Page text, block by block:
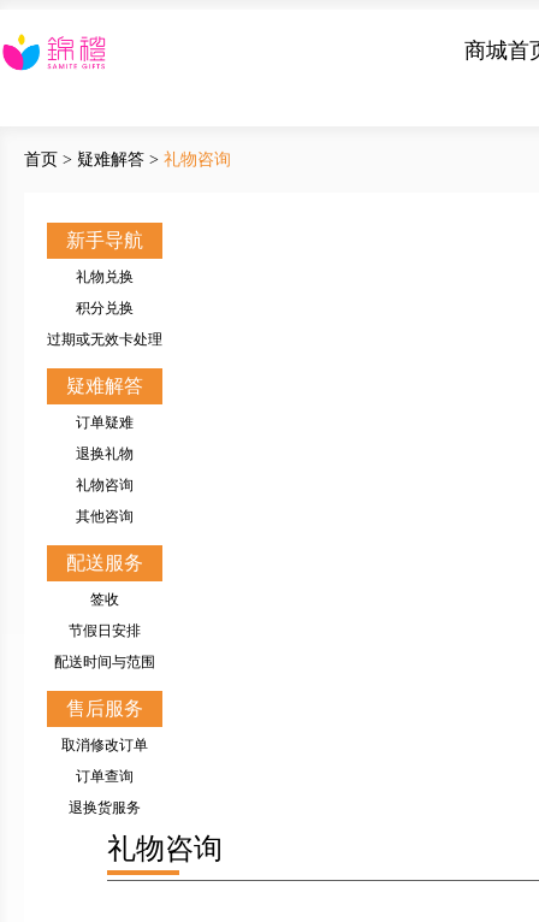
商城首
首页 > 疑难解答> 礼物咨询
新手导航
礼物兑换
积分兑换
过期或无效卡处理
疑难解答
订单疑难
退换礼物
礼物咨询
其他咨询
配送服务
签收
节假日安排
配送时间与范围
售后服务
取消修改订单
订单查询
退换货服务
礼物咨询